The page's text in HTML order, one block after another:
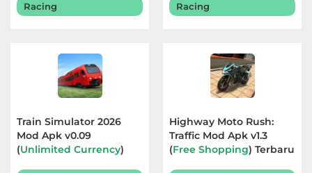
Racing Racing
Train Simulator 2026
Mod Apk v0.09
(Unlimited Currency)
Highway Moto Rush:
Traffic Mod Apk v1.3
(Free Shopping) Terbaru